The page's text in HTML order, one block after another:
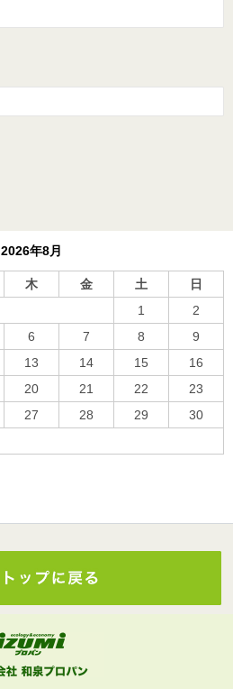
2026年8月
木 金 土
日
1
2
6 7 8
9
13 14 15
16
20 21 22
23
27 28 29
30